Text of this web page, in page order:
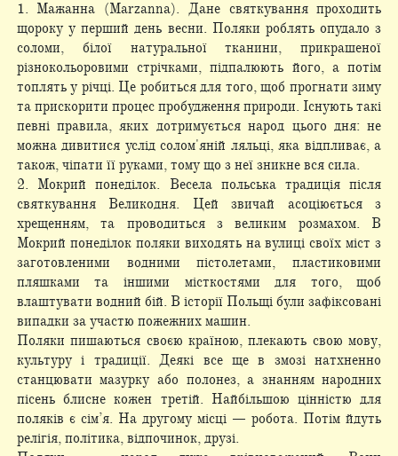
1. Мажанна (Marzanna). Дане святкування проходить
щороку у перший день весни. Поляки роблять опудало з
соломи, білої натуральної тканини, прикрашеної
різнокольоровими стрічками, підпалюють його, а потім
топлять у річці. Це робиться для того, щоб прогнати зиму
та прискорити процес пробудження природи. Існують такі
певні правила, яких дотримується народ цього дня: не
можна дивитися услід солом'яній ляльці, яка відпливає, а
також, чіпати її руками, тому що з неї зникне вся сила.
2. Мокрий понеділок. Весела польська традиція після
святкування Великодня. Цей звичай асоціюється з
хрещенням, та проводиться з великим розмахом. В
Мокрий понеділок поляки виходять на вулиці своїх міст з
заготовленими водними пістолетами, пластиковими
пляшками та іншими місткостями для того, щоб
влаштувати водний бій. В історії Польщі були зафіксовані
випадки за участю пожежних машин.
Поляки пишаються своєю країною, плекають свою мову,
культуру і традиції. Деякі все ще в змозі натхненно
станцювати мазурку або полонез, а знанням народних
пісень блисне кожен третій. Найбільшою цінністю для
поляків є сім’я. На другому місці — робота. Потім йдуть
релігія, політика, відпочинок, друзі.